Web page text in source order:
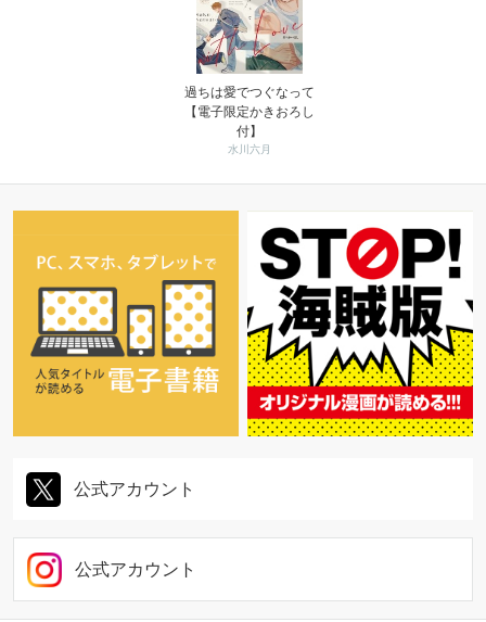
過ちは愛でつぐなって
【電子限定かきおろし
付】
水川六月
公式アカウント
公式アカウント